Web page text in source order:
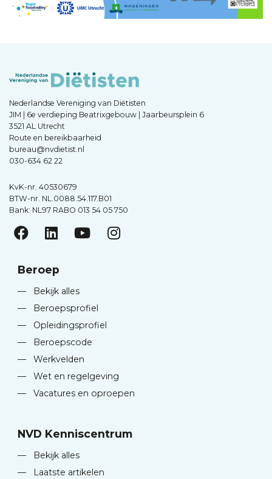
Nederlandse Vereniging van Diëtisten
JIM | 6e verdieping Beatrixgebouw | Jaarbeursplein 6
3521 AL Utrecht
Route en bereikbaarheid
bureau@nvdietist.nl
030-634 62 22
KvK-nr. 40530679
BTW-nr. NL.0088.54.117.B01
Bank: NL97 RABO 013 54 05 750
Beroep
—
Bekijk alles
—
Beroepsprofiel
—
Opleidingsprofiel
—
Beroepscode
—
Werkvelden
—
Wet en regelgeving
—
Vacatures en oproepen
NVD Kenniscentrum
—
Bekijk alles
—
Laatste artikelen